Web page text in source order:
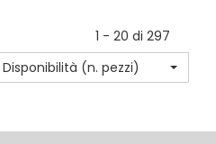
IMMUNPLUS
240GR AL
CARRELLO
1 - 20 di 297
Disponibilità (n. pezzi)